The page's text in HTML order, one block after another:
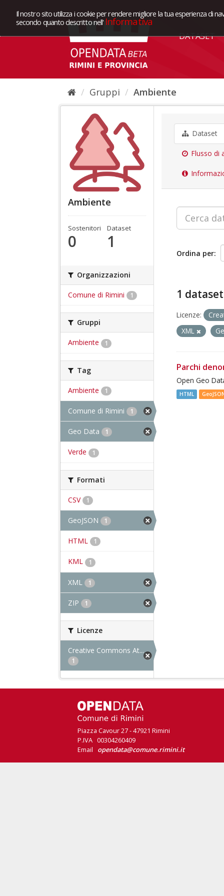
Il nostro sito utilizza i cookie per rendere migliore la tua esperienza di
secondo quanto descritto nell' Informativa
DATASET
Gruppi Ambiente
Ambiente
Sostenitori
0
Dataset
1
Organizzazioni
Comune di Rimini 1
Gruppi
Ambiente 1
Tag
Ambiente 1
Comune di Rimini 1
Geo Data 1
Verde 1
Formati
CSV 1
GeoJSON 1
HTML 1
KML 1
XML 1
ZIP 1
Licenze
Creative Commons At...
1
Dataset
Flusso di
Ordina per
1
Licenze:
XML
Parchi
Open Geo
HTML
Piazza Cavour 27 - 47921 Rimini
P.IVA 00304260409
Email opendata@comune.rimini.it